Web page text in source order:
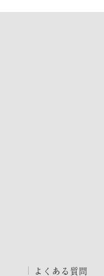
よくある質問